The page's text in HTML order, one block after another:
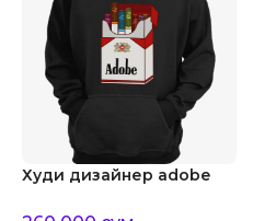
Худи дизайнер adobe